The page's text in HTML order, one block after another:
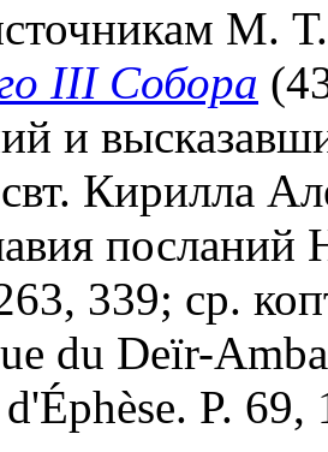
М. Т.
III Собора
и
Кирилла
339; ср.
du Deïr-
P. 69,